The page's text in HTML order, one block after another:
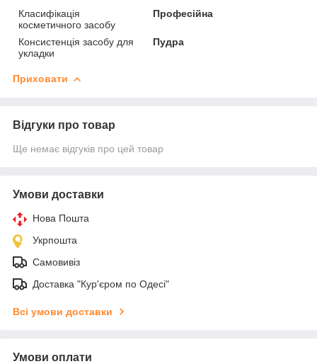
Класифікація
косметичного засобу
Професійна
Консистенція засобу для
укладки
Пудра
Приховати
Відгуки про товар
Ще немає відгуків про цей товар
Умови доставки
Нова Пошта
Укрпошта
Самовивіз
Доставка "Кур'єром по Одесі"
Всі умови доставки
Умови оплати